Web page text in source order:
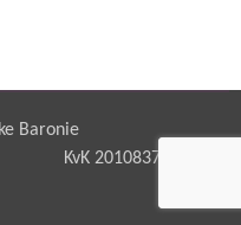
Zuidelijke Baronie